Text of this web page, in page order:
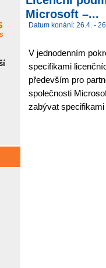
Microsoft –...
Datum konání: 26.4. -
V jednodenním
specifikami
především pro
společnosti
zabývat